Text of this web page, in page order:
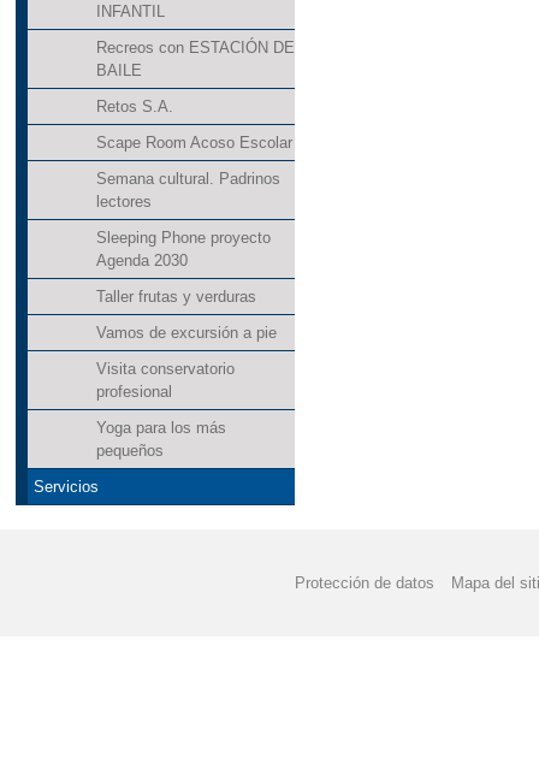
INFANTIL
Recreos con ESTACIÓN DE
BAILE
Retos S.A.
Scape Room Acoso Escolar
Semana cultural. Padrinos
lectores
Sleeping Phone proyecto
Agenda 2030
Taller frutas y verduras
Vamos de excursión a pie
Visita conservatorio
profesional
Yoga para los más
pequeños
Servicios
Protección de datos Mapa del